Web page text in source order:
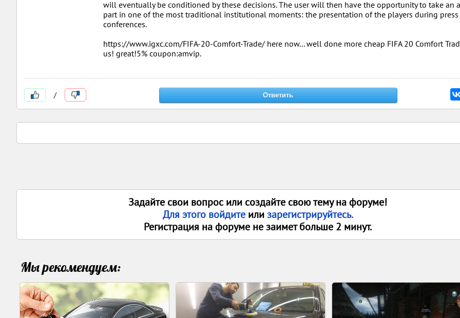
will eventually be conditioned by these decisions. The user will then have the opportunity to take an
part in one of the most traditional institutional moments: the presentation of the players during press
conferences.
https://www.igxc.com/FIFA-20-Comfort-Trade/ here now... well done more cheap FIFA 20 Comfort
us! great!5% coupon:amvip.
/
Задайте свои вопрос или создайте свою тему на форуме!
Для этого войдите илизарегистрируйтесь.
Регистрация на форуме не заимет больше 2 минут.
Мы рекомендуем: